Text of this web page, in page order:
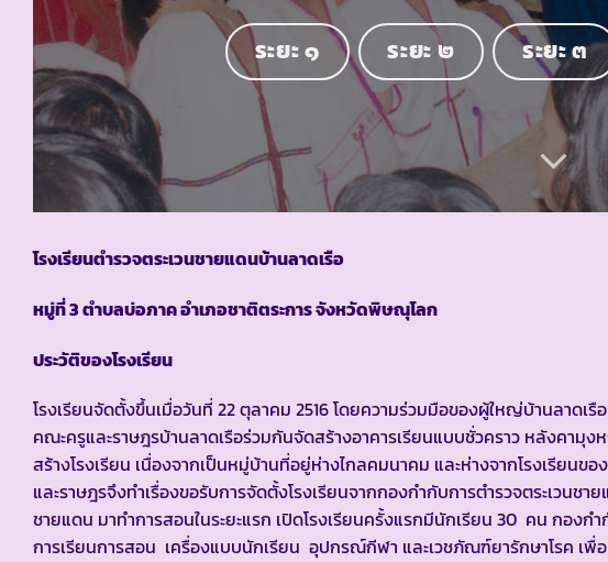
ระยะ ๑ ระยะ ๒ ระยะ ๓
โรงเรียนตำรวจตระเวนชายแดนบ้านลาดเรือ
หมู่ที่ 3 ตำบลบ่อภาค อำเภอชาติตระการ จังหวัดพิษณุโลก
ประวัติของโรงเรียน
โรงเรียนจัดตั้งขึ้นเมื่อวันที่ 22 ตุลาคม 2516 โดยความร่วมมือของผู้ใหญ่บ้านลาดเ
คณะครูและราษฎรบ้านลาดเรือร่วมกันจัดสร้างอาคารเรียนแบบชั่วคราว หลังคามุ
สร้างโรงเรียน เนื่องจากเป็นหมู่บ้านที่อยู่ห่างไกลคมนาคม และห่างจากโรงเรียนข
และราษฎรจึงทำเรื่องขอรับการจัดตั้งโรงเรียนจากกองกำกับการตำรวจตระเวน
ชายแดน มาทำการสอนในระยะแรก เปิดโรงเรียนครั้งแรกมีนักเรียน 30 คน กอ
การเรียนการสอน เครื่องแบบนักเรียน อุปกรณ์กีฬา และเวชภัณฑ์ยารักษาโรค เพื่